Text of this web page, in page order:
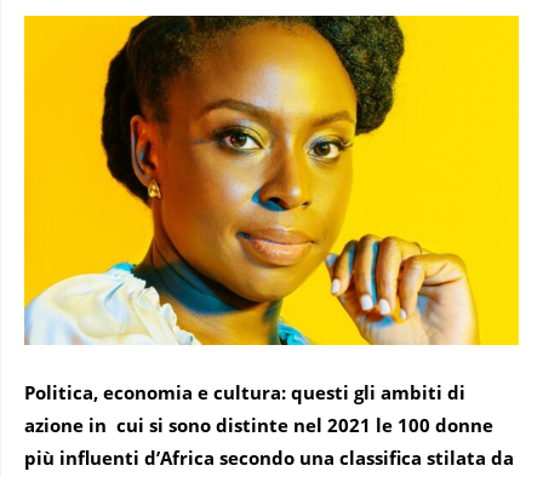
Politica, economia e cultura: questi gli ambiti di
azione in cui si sono distinte nel 2021 le 100 donne
più influenti d’Africa secondo una classifica stilata da